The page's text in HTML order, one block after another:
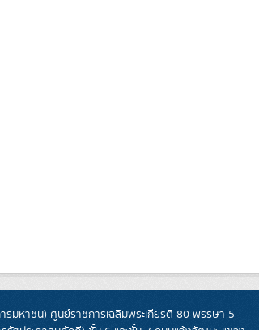
มหาชน) ศูนย์ราชการเฉลิมพระเกียรติ 80 พรรษา 5